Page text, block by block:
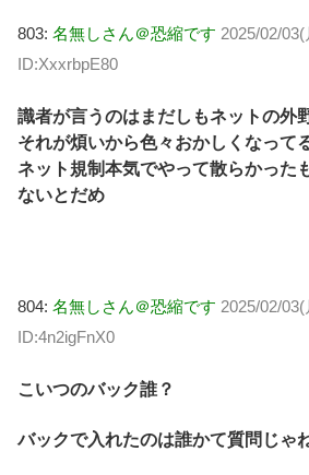
803: 名無しさん＠恐縮です 2025/02/
ID:XxxrbpE80
識者が言うのはまだしもネットの外
それが煩いから色々おかしくなって
ネット規制本気でやって散らかった
ないとだめ
804: 名無しさん＠恐縮です 2025/02/
ID:4n2igFnX0
こいつのバック誰？
バックで入れたのは誰かて質問じゃ